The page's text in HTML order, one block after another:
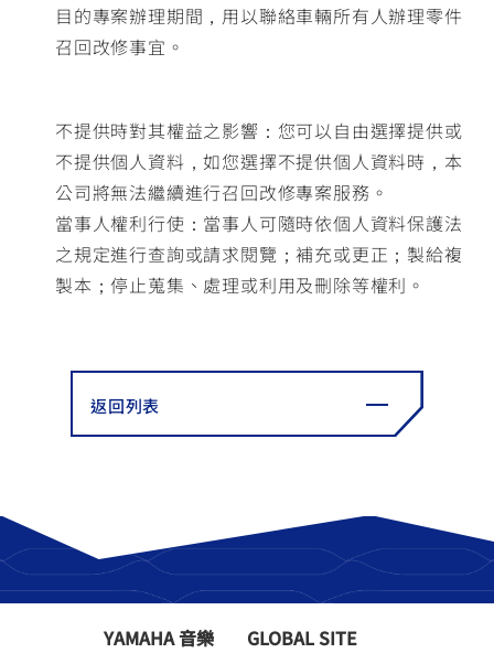
目的專案辦理期間，用以聯絡車輛所有人辦理零件
召回改修事宜。
不提供時對其權益之影響：您可以自由選擇提供或
不提供個人資料，如您選擇不提供個人資料時，本
公司將無法繼續進行召回改修專案服務。
當事人權利行使：當事人可隨時依個人資料保護法
之規定進行查詢或請求閱覽；補充或更正；製給複
製本；停止蒐集、處理或利用及刪除等權利。
返回列表
YAMAHA 音樂 GLOBAL SITE